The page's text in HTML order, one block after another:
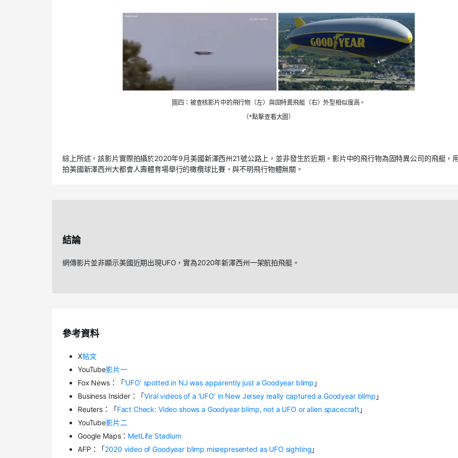
圖四：被查核影片中的飛行物（左）與固特異飛艇（右）外型相似度高。
（*點擊查看大圖）
綜上所述，該影片實際拍攝於2020年9月美國新澤西州21號公路上，並非發生於近期。影片中的飛行物為固特異公司的飛艇，
拍美國新澤西州大都會人壽體育場舉行的橄欖球比賽，與不明飛行物體無關。
結論
網傳影片並非顯示美國近期出現UFO，實為2020年新澤西州一架航拍飛艇。
參考資料
X帖文
YouTube影片一
Fox News：「‘UFO’ spotted in NJ was apparently just a Goodyear blimp 」
Business Insider：「Viral videos of a ‘UFO’ in New Jersey really captured a Goodyear blimp 」
Reuters：「Fact Check: Video shows a Goodyear blimp, not a UFO or alien spacecraft」
YouTube影片二
Google Maps： MetLife Stadium
AFP：「2020 video of Goodyear blimp misrepresented as UFO sighting」